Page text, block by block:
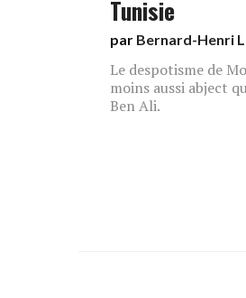
Tunisie
par Bernard-Henri
Le despotisme de
moins aussi abject
Ben Ali.